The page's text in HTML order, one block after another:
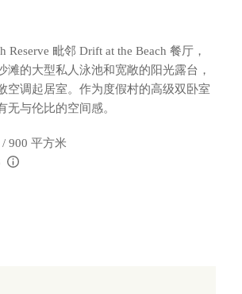
Reserve 毗邻 Drift at the Beach 餐厅，
滩的大型私人泳池和宽敞的阳光露台，
空调起居室。作为度假村的高级双卧室
无与伦比的空间感。
900 平方米